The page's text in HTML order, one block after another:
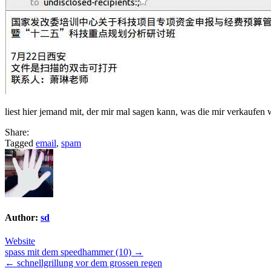
liest hier jemand mit, der mir mal sagen kann, was die mir verkaufen
Share:
Tagged email, spam
Author: sd
Website
Post
spass mit dem speedhammer (10) →
← schnellgrillung vor dem grossen regen